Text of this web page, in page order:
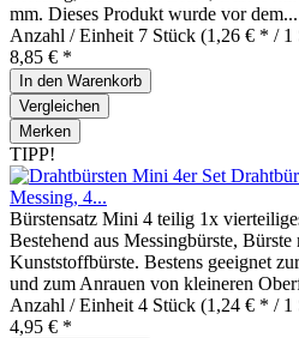
mm. Dieses Produkt wurde vor dem...
Anzahl / Einheit 7 Stück (1,26 € * / 1
8,85 € *
In den Warenkorb
Vergleichen
Merken
TIPP!
Messing, 4...
Bürstensatz Mini 4 teilig 1x
Bestehend aus Messingbürste,
Kunststoffbürste. Bestens geeignet
und zum Anrauen von kleineren
Anzahl / Einheit 4 Stück (1,24 € * / 1
4,95 € *